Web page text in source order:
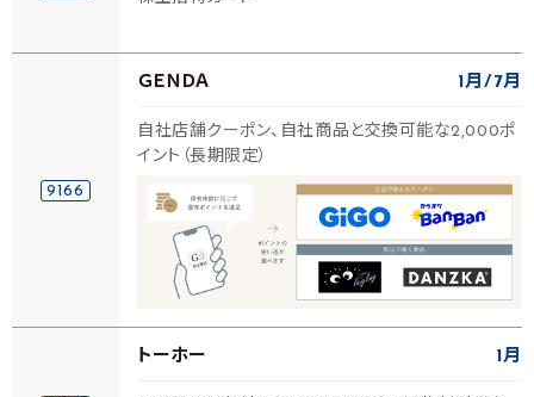
9166
ＧＥＮＤＡ 1月 7月
自社店舗クーポン、自社商品と交換可能な2,000ポ
イント（長期限定）
トーホー 1月